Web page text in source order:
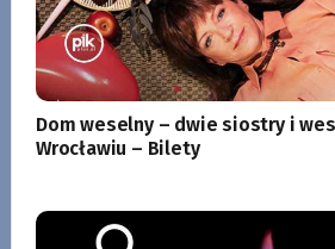
Dom weselny – dwie siostry i
Wrocławiu – Bilety